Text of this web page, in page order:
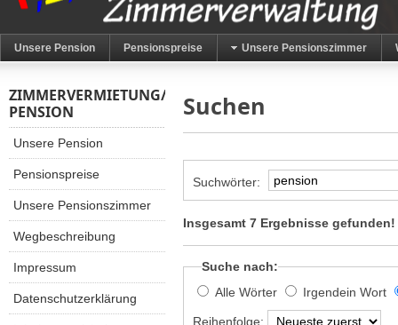
Unsere Pension Pensionspreise Unsere Pensionszimmer
Suchen
Suchwörter:
Insgesamt 7 Ergebnisse gefunden!
Suche nach:
Alle Wörter
Irgendein Wort
Reihenfolge:
ZIMMERVERMIETUNG/
PENSION
Unsere Pension
Pensionspreise
Unsere Pensionszimmer
Wegbeschreibung
Impressum
Datenschutzerklärung